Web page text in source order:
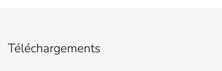
Téléchargements